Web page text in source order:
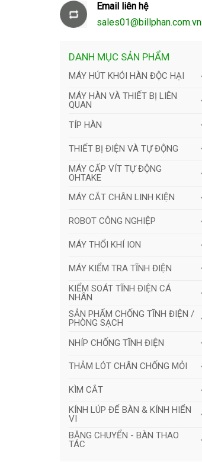
Email liên hệ
sales01@billphan.com.vn
DANH MỤC SẢN PHẨM
MÁY HÚT KHÓI HÀN ĐỘC HẠI
MÁY HÀN VÀ THIẾT BỊ LIÊN
QUAN
TÍP HÀN
THIẾT BỊ ĐIỆN VÀ TỰ ĐỘNG
MÁY CẤP VÍT TỰ ĐỘNG
OHTAKE
MÁY CẮT CHÂN LINH KIỆN
ROBOT CÔNG NGHIỆP
MÁY THỔI KHÍ ION
MÁY KIỂM TRA TĨNH ĐIỆN
KIỂM SOÁT TĨNH ĐIỆN CÁ
NHÂN
SẢN PHẨM CHỐNG TĨNH ĐIỆN /
PHÒNG SẠCH
NHÍP CHỐNG TĨNH ĐIỆN
THẢM LÓT CHÂN CHỐNG MỎI
KÌM CẮT
KÍNH LÚP ĐỂ BÀN & KÍNH HIỂN
VI
BĂNG CHUYỂN - BÀN THAO
TÁC